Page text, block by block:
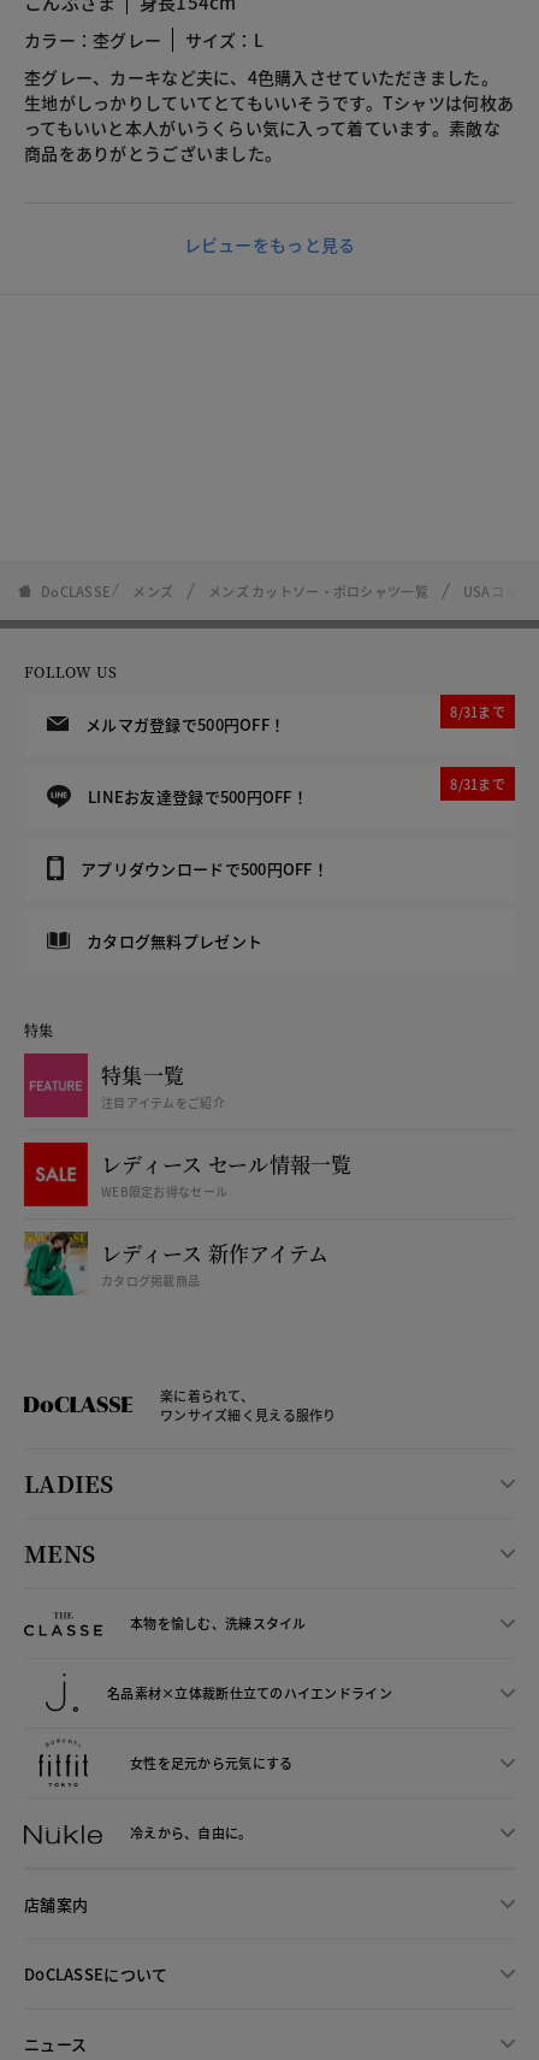
カラー：杢グレー
サイズ：L
杢グレー、カーキなど夫に、4色購入させていただきました。
生地がしっかりしていてとてもいいそうです。Tシャツは何枚あ
ってもいいと本人がいうくらい気に入って着ています。素敵な
商品をありがとうございました。
レビューをもっと見る
DoCLASSE メンズ メンズ カットソー・ポロシャツ一覧 USAコッ
FOLLOW US
メルマガ登録で500円OFF！
8/31まで
LINEお友達登録で500円OFF！
8/31まで
アプリダウンロードで500円OFF！
カタログ無料プレゼント
特集
特集一覧
注目アイテムをご紹介
レディース セール情報一覧
WEB限定お得なセール
レディース 新作アイテム
カタログ掲載商品
楽に着られて、
ワンサイズ細く見える服作り
LADIES
MENS
本物を愉しむ、洗練スタイル
名品素材×立体裁断仕立てのハイエンドライン
女性を足元から元気にする
冷えから、 自由に。
店舗案内
DoCLASSEについて
ニュース